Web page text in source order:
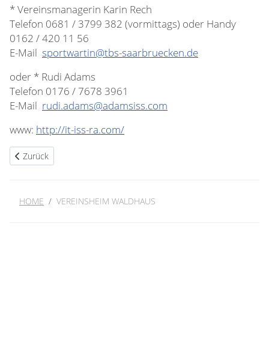
* Vereinsmanagerin Karin Rech
Telefon 0681 / 3799 382 (vormittags) oder Handy
0162 / 420 11 56
E-Mail sportwartin@tbs-saarbruecken.de
oder * Rudi Adams
Telefon 0176 / 7678 3961
E-Mail rudi.adams@adamsiss.com
www: http://it-iss-ra.com/
Vorheriger Beitrag: TEst Blackout
Zurück
HOME VEREINSHEIM WALDHAUS